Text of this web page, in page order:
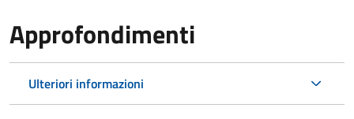
Approfondimenti
Ulteriori informazioni